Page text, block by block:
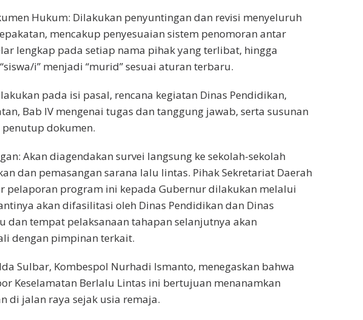
Hukum: Dilakukan penyuntingan dan revisi menyeluruh
mencakup penyesuaian sistem penomoran antar
lengkap pada setiap nama pihak yang terlibat, hingga
i” menjadi “murid” sesuai aturan terbaru.
pada isi pasal, rencana kegiatan Dinas Pendidikan,
Bab IV mengenai tugas dan tanggung jawab, serta susunan
dokumen.
Akan diagendakan survei langsung ke sekolah-sekolah
dan pemasangan sarana lalu lintas. Pihak Sekretariat Daerah
pelaporan program ini kepada Gubernur dilakukan melalui
akan difasilitasi oleh Dinas Pendidikan dan Dinas
dan tempat pelaksanaan tahapan selanjutnya akan
dengan pimpinan terkait.
Sulbar, Kombespol Nurhadi Ismanto, menegaskan bahwa
Keselamatan Berlalu Lintas ini bertujuan menanamkan
di jalan raya sejak usia remaja.